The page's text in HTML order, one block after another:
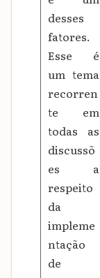
desses
fatores.
Esse é
um tema
recorren
te em
todas as
discussõ
es a
respeito
da
impleme
ntação
de